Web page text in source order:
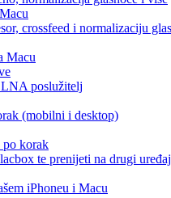
crossfeed i normalizaciju
Macu
poslužitelj
(mobilni i desktop)
po korak
te prenijeti na drugi uređaj
iPhoneu i Macu